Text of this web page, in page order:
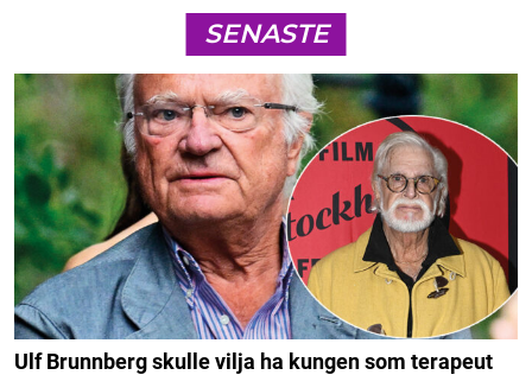
SENASTE
Ulf Brunnberg skulle vilja ha kungen som terapeut